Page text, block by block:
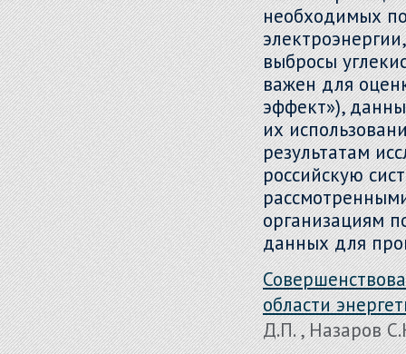
необходимых
выбросы
важен для
эффект»),
их
результатам
российскую
организациям
данных для
области
Д.П. , Назаров